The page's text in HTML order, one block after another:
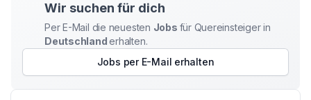
Wir suchen für dich
Per E-Mail die neuesten Jobs für Quereinsteigerin
Deutschlanderhalten.
Jobs per E-Mail erhalten